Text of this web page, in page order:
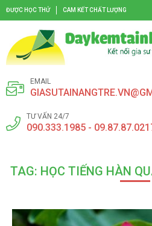
ĐƯỢC HỌC THỬ CAM KẾT CHẤT LƯỢNG
EMAIL
TƯ VẤN 24/7
090.333.1985 -
TAG: HỌC TIẾNG HÀN